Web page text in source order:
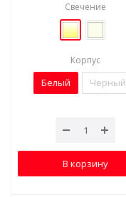
Свечение
Корпус
Белый Черный
В корзину